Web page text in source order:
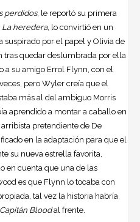
perdidos, le reportó su primera
La heredera, lo convirtió en un
suspirado por el papel y Olivia de
tras quedar deslumbrada por ella
a su amigo Errol Flynn, con el
pero Wyler creía que el
más al del ambiguo Morris
aprendido a montar a caballo en
pretendiente de De
en la adaptación para que el
su nueva estrella favorita,
en cuenta que una de las
es que Flynn lo tocaba con
tal vez la historia habría
Bloodal frente.